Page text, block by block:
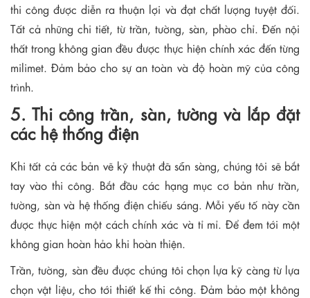
thi công được diễn ra thuận lợi và đạt chất lượng tuyệt đối.
Tất cả những chi tiết, từ trần, tường, sàn, phào chỉ. Đến nội
thất trong không gian đều được thực hiện chính xác đến từng
milimet. Đảm bảo cho sự an toàn và độ hoàn mỹ của công
trình.
5. Thi công trần, sàn, tường và lắp đặt
các hệ thống điện
Khi tất cả các bản vẽ kỹ thuật đã sẵn sàng, chúng tôi sẽ bắt
tay vào thi công. Bắt đầu các hạng mục cơ bản như trần,
tường, sàn và hệ thống điện chiếu sáng. Mỗi yếu tố này cần
được thực hiện một cách chính xác và tỉ mỉ. Để đem tới một
không gian hoàn hảo khi hoàn thiện.
Trần, tường, sàn đều được chúng tôi chọn lựa kỹ càng từ lựa
chọn vật liệu, cho tới thiết kế thi công. Đảm bảo một không